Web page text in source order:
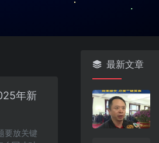
年新
要放关键
最新文章